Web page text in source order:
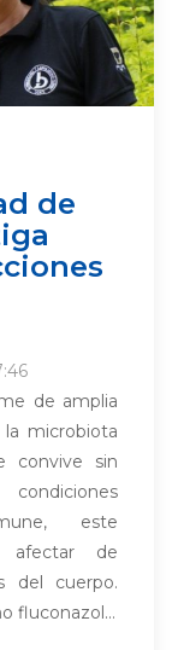
de
de amplia
microbiota
convive sin
este
afectar de
del cuerpo.
fluconazol...